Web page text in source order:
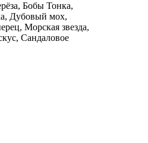
Бобы Тонка,
Дубовый мох,
Морская звезда,
Сандаловое